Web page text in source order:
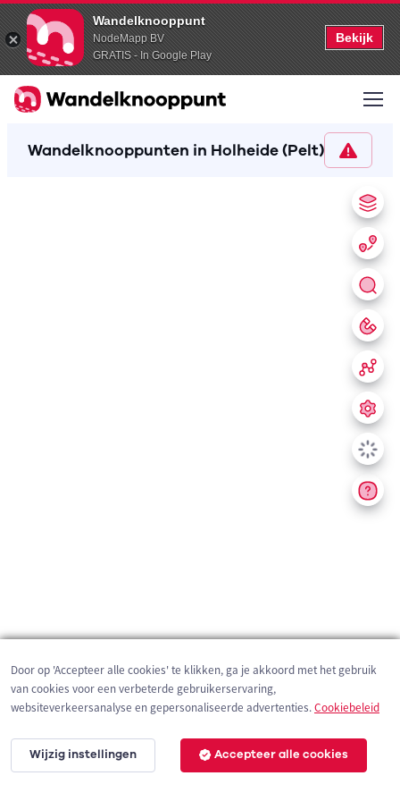
Wandelknooppunt
NodeMapp BV
GRATIS - In Google Play
Bekijk
Wandelknooppunten in Holheide (Pelt)
200 m
Door op 'Accepteer alle cookies' te klikken, ga je akkoord met het gebruik
van cookies voor een verbeterde gebruikerservaring,
websiteverkeersanalyse en gepersonaliseerde advertenties.Cookiebeleid
Wijzig instellingen Accepteer alle cookies